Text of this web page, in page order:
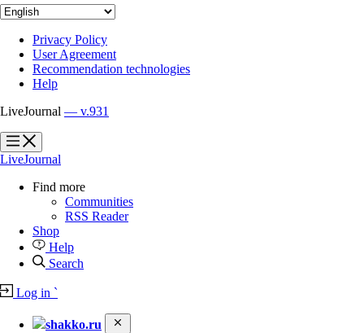
Privacy Policy
User Agreement
Recommendation technologies
Help
LiveJournal — v.931
?
?
LiveJournal
Find more
Communities
RSS Reader
Shop
Help
Search
Log in `
shakko.ru